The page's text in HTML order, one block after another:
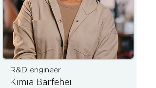
R&D engineer
Kimia Barfehei